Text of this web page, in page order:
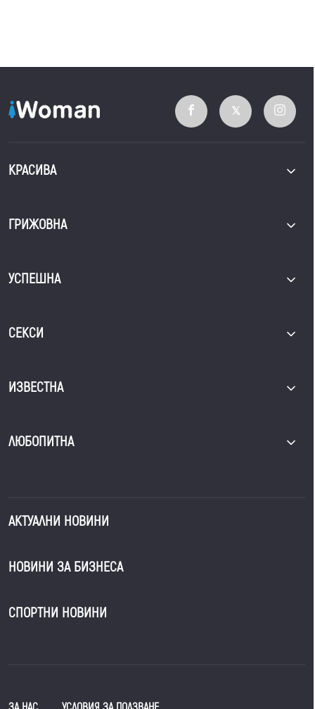
КРАСИВА
ГРИЖОВНА
УСПЕШНА
СЕКСИ
ИЗВЕСТНА
ЛЮБОПИТНА
АКТУАЛНИ НОВИНИ
НОВИНИ ЗА БИЗНЕСА
СПОРТНИ НОВИНИ